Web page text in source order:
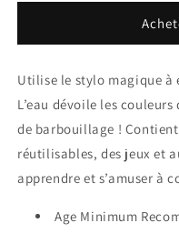
-
-
Utilise le stylo magique à
L’eau dévoile les
de barbouillage !
réutilisables, des jeux et
apprendre et s’amuser à
Age Minimum